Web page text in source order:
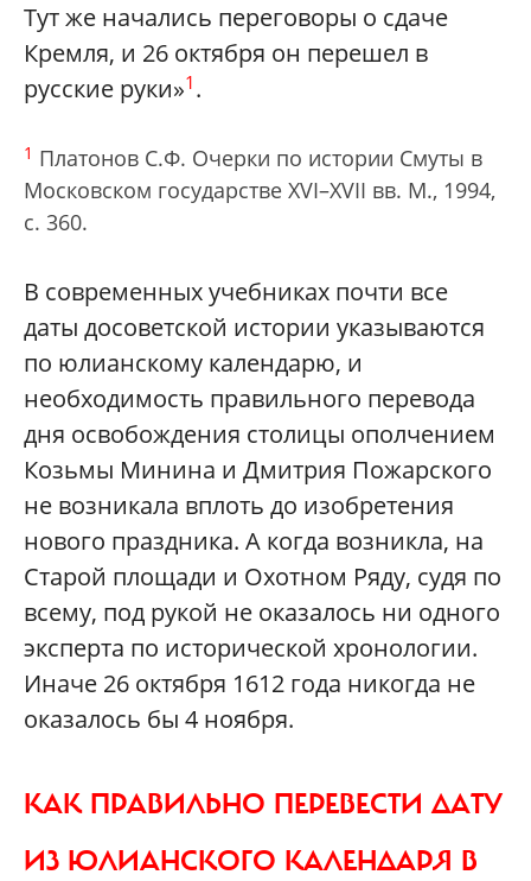
Тут же начались переговоры о сдаче
Кремля, и 26 октября он перешел в
русские руки»1 .
1 Платонов С.Ф. Очерки по истории Смуты в
Московском государстве XVI–XVII вв. М., 1994,
с. 360.
В современных учебниках почти все
даты досоветской истории указываются
по юлианскому календарю, и
необходимость правильного перевода
дня освобождения столицы ополчением
Козьмы Минина и Дмитрия Пожарского
не возникала вплоть до изобретения
нового праздника. А когда возникла, на
Старой площади и Охотном Ряду, судя по
всему, под рукой не оказалось ни одного
эксперта по исторической хронологии.
Иначе 26 октября 1612 года никогда не
оказалось бы 4 ноября.
КАК ПРАВИЛЬНО ПЕРЕВЕСТИ ДАТУ
ИЗ ЮЛИАНСКОГО КАЛЕНДАРЯ В